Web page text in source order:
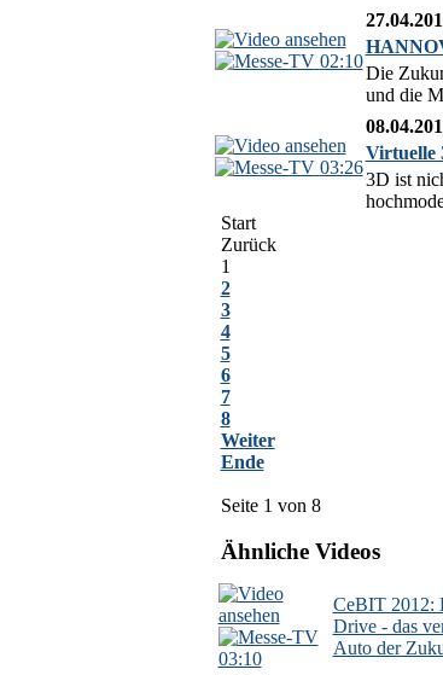
02:10
Die
und die
03:26
Virtuelle
3D ist
Start
Zurück
1
2
3
4
5
6
7
8
Weiter
Ende
Seite 1 von 8
Ähnliche Videos
03:10
CeBIT 2012:
Drive - das
Auto der